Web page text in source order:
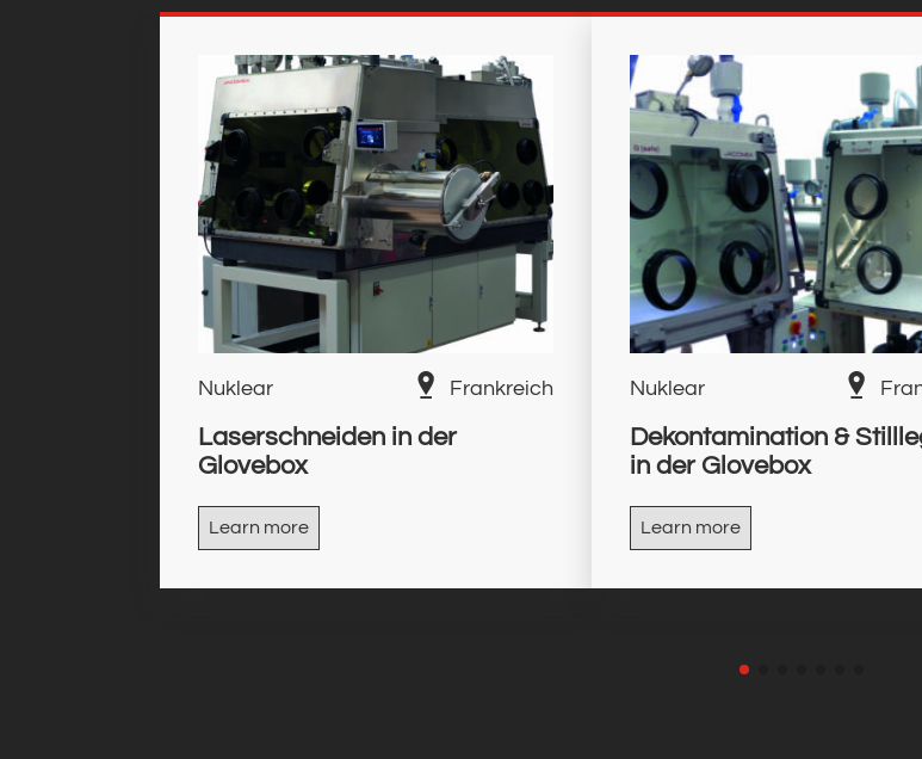
Nuklear Frankreich
Laserschneiden in der
Glovebox
Learn more
Nuklear
Dekontamination &
in der Glovebox
Learn more